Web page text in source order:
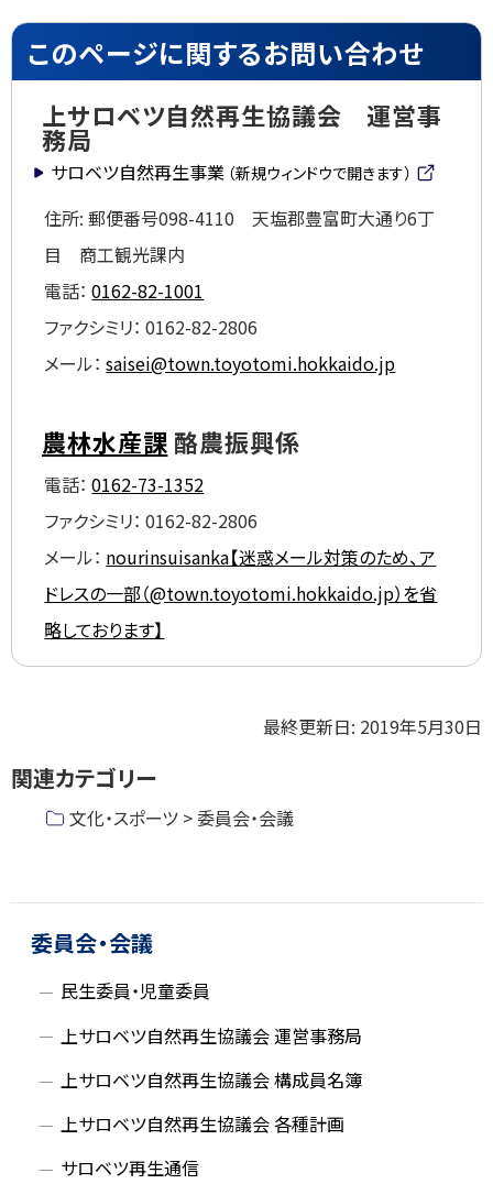
ト このページに関するお問い合わせ
上サロベツ自然再生協議会 運営事
務局
サロベツ自然再生事業 （新規ウィンドウで開きます）
外
部
住所: 郵便番号098-4110 天塩郡豊富町大通り6丁
目 商工観光課内
電話： 0162-82-1001
ファクシミリ： 0162-82-2806
メール： saisei@town.toyotomi.hokkaido.jp
農林水産課 酪農振興係
電話： 0162-73-1352
ファクシミリ： 0162-82-2806
メール： nourinsuisanka【迷惑メール対策のため、ア
ドレスの一部（@town.toyotomi.hokkaido.jp）を省
略しております】
プ
最終更新日: 2019年5月30日
関連カテゴリー
文化・スポーツ > 委員会・会議
ッ
委員会・会議
民生委員・児童委員
上サロベツ自然再生協議会 運営事務局
上サロベツ自然再生協議会 構成員名簿
上サロベツ自然再生協議会 各種計画
サロベツ再生通信